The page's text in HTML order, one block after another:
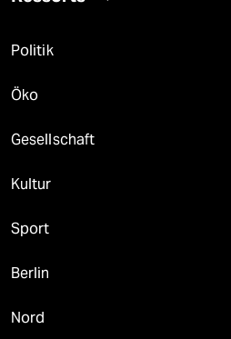
Politik
Öko
Gesellschaft
Kultur
Sport
Berlin
Nord